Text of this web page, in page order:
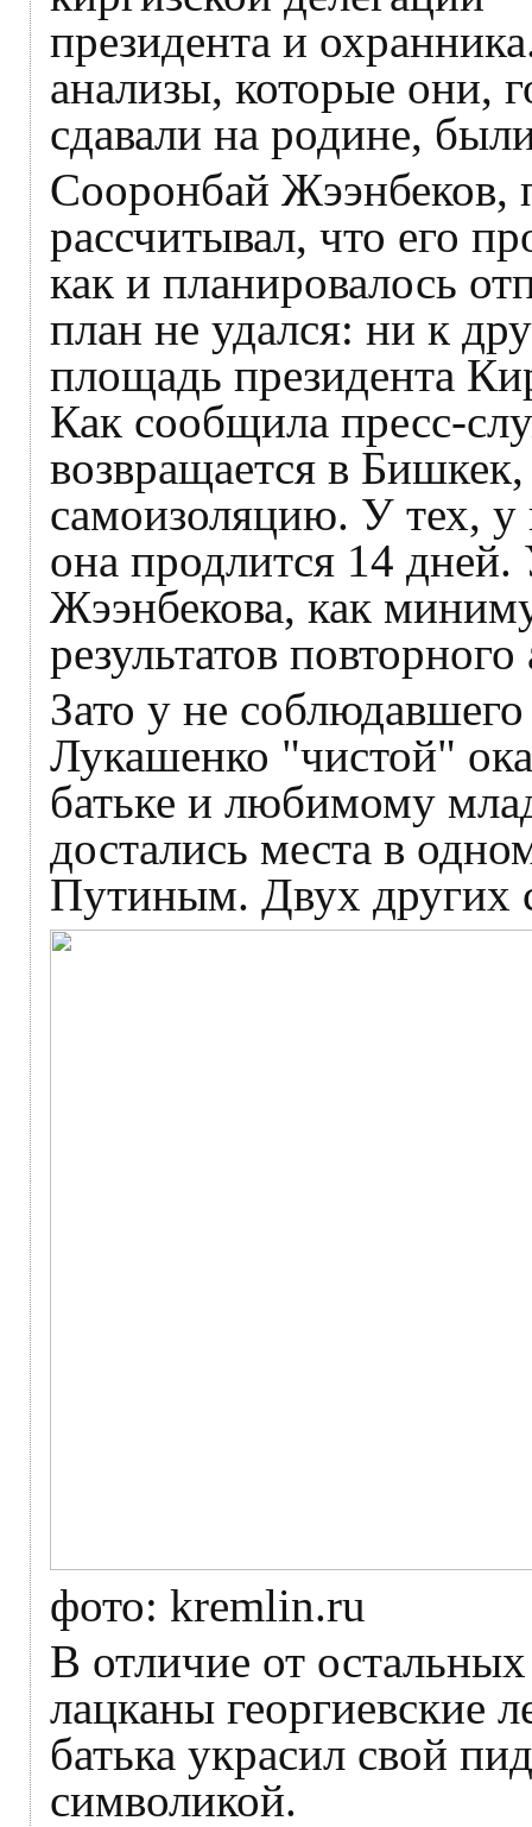
президента и
анализы, которые они,
сдавали на родине,
Сооронбай Жээнбеков,
рассчитывал, что его
как и планировалось
план не удался: ни к
площадь президента
Как сообщила пресс-
возвращается в Бишкек,
самоизоляцию. У тех, у
она продлится 14
Жээнбекова, как
результатов повторного
Зато у не
Лукашенко "чистой"
батьке и любимому
достались места в
Путиным. Двух других
фото: kremlin.ru
В отличие от
лацканы георгиевские
батька украсил свой
символикой.